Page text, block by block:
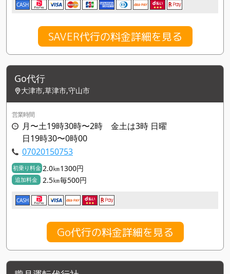
CASH
SAVER代行の料金詳細を見る
Go代行
大津市,草津市,守山市
営業時間
月〜土19時30時〜2時 金土は3時 日曜
日19時30〜0時00
07020150753
初乗り料金 2.0㎞1300円
追加料金 2.5㎞毎500円
CASH
Go代行の料金詳細を見る